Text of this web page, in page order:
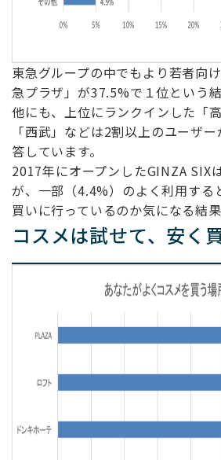
東急グループの中でもより若者向
急プラザ」が37.5%で１位という
他にも、上位にランクインした「
「西武」などは2割以上のユーザ
答しています。
2017年にオープンしたGINZA SIX
が、一部（4.4%）のよく利用する
買いに行っているのか気になる結
コスメは試せて、安く